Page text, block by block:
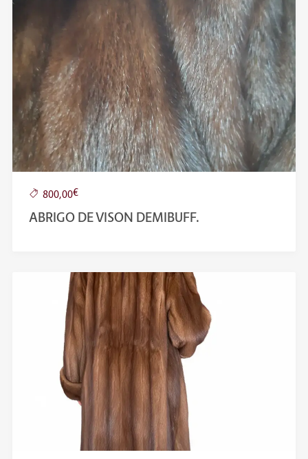
800,00€
ABRIGO DE VISON DEMIBUFF.